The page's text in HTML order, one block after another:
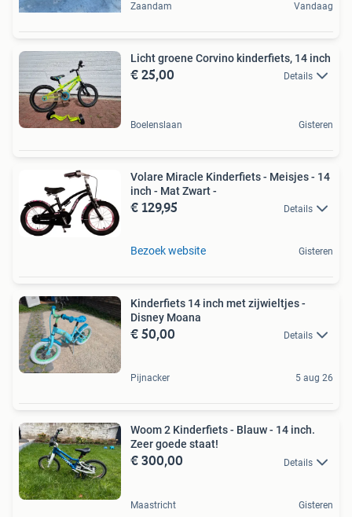
Zaandam Vandaag
Licht groene Corvino kinderfiets, 14 inch
€ 25,00 Details
Boelenslaan Gisteren
Volare Miracle Kinderfiets - Meisjes - 14
inch - Mat Zwart -
€ 129,95 Details
Bezoek website Gisteren
Kinderfiets 14 inch met zijwieltjes -
Disney Moana
€ 50,00 Details
Pijnacker 5 aug 26
Woom 2 Kinderfiets - Blauw - 14 inch.
Zeer goede staat!
€ 300,00 Details
Maastricht Gisteren